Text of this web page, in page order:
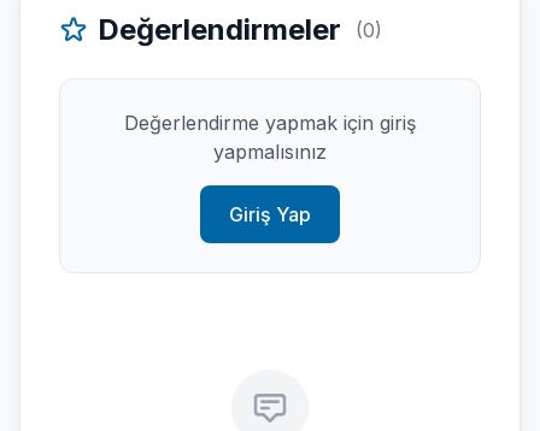
Değerlendirmeler (0)
Değerlendirme yapmak için giriş
yapmalısınız
Giriş Yap